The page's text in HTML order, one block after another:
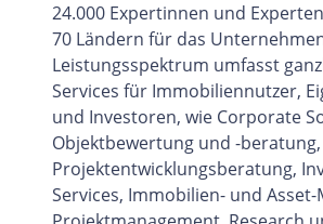
24.000 Expertinnen und
70 Ländern für das
Leistungsspektrum umfasst
Services für Immobiliennutzer,
und Investoren, wie Corporate
Objektbewertung und -beratung,
Projektentwicklungsberatung,
Services, Immobilien- und